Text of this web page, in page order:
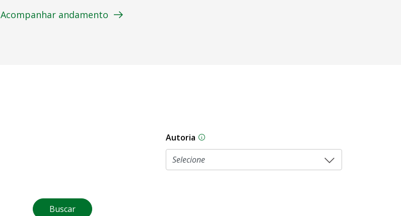
Acompanhar andamento
Autoria As proposições legislativas na CLDF podem ser
Buscar